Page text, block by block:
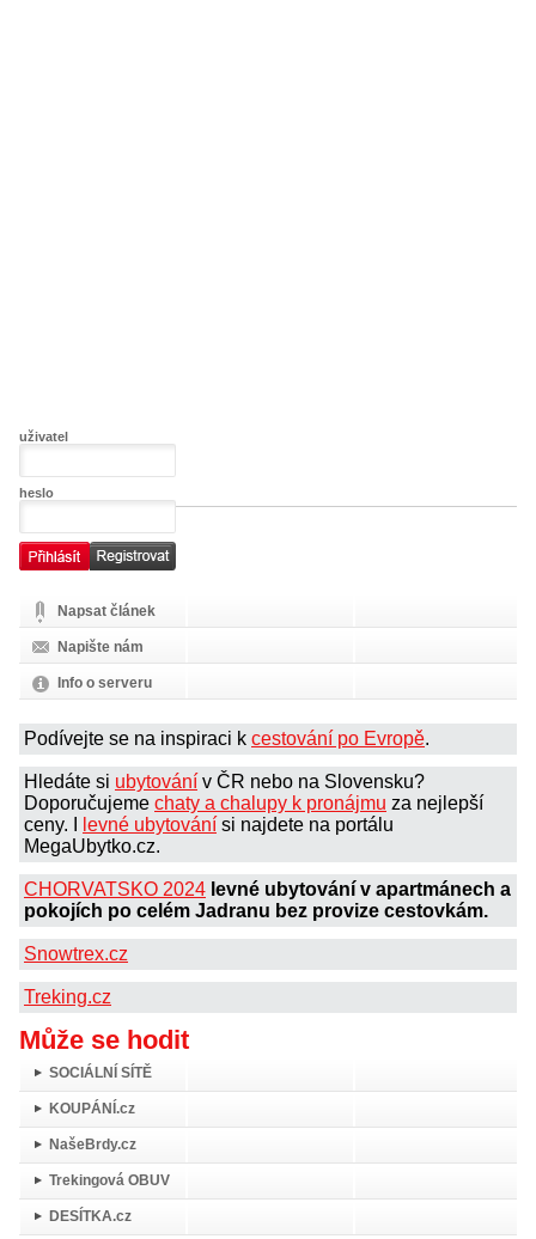
uživatel
heslo
Napsat článek
Napište nám
Info o serveru
Podívejte se na inspiraci k cestování po Evropě.
Hledáte si ubytování v ČR nebo na Slovensku?
Doporučujeme chaty a chalupy k pronájmu za nejlepší
ceny. I
levné ubytování si najdete na portálu
MegaUbytko.cz.
CHORVATSKO 2024 levné ubytování v apartmánech a
pokojích po celém Jadranu bez provize cestovkám.
Snowtrex.cz
Treking.cz
Může se hodit
SOCIÁLNÍ SÍTĚ
KOUPÁNÍ.cz
NašeBrdy.cz
Trekingová OBUV
DESÍTKA.cz